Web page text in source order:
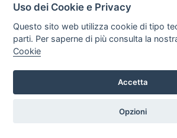
Tel. +39 0510827874 P.iva: 03349011209
Uso dei Cookie e Privacy
Questo sito web utilizza cookie di tipo
parti. Per saperne di più consulta la
Cookie
Accetta
Opzioni